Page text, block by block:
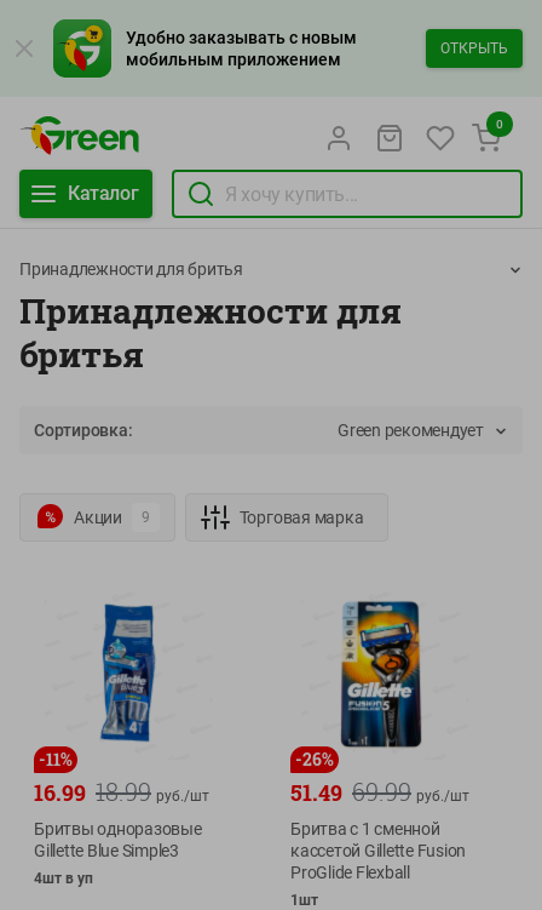
Удобно заказывать с новым
мобильным приложением
ОТКРЫТЬ
Каталог
0
Принадлежности для бритья
Принадлежности для
бритья
Сортировка: Green рекомендует
Акции 9 Торговая марка
-11%
18.99
16.99 руб./шт
Бритвы одноразовые
Gillette Blue Simple3
4шт в уп
-26%
69.99
51.49 руб./шт
Бритва с 1 сменной
кассетой Gillette Fusion
ProGlide Flexball
1шт